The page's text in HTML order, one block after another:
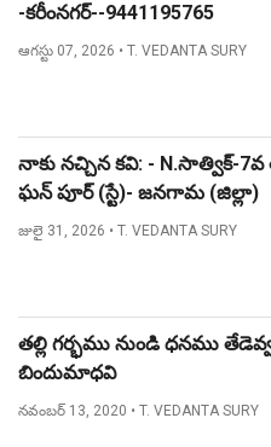
-కరీంనగర్--9441195765
ఆగస్టు 07, 2026 • T. VEDANTA SURY
నాకు నచ్చిన కవి: - N.సాత్విక్-7వ
ఘన్ పూర్ (స్టే)- జనగామ (జిల్లా)
జులై 31, 2026 • T. VEDANTA SURY
తల్లి గర్భము నుండి ధనము
బిందుమాధవి
నవంబర్ 13, 2020 • T. VEDANTA SURY